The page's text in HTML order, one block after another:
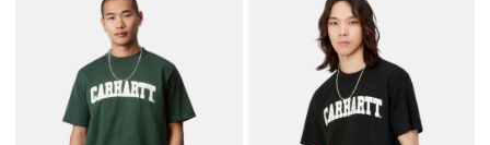
Adicionar aos Favoritos